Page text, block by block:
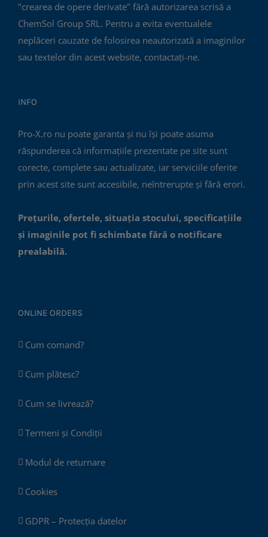
"crearea de opere derivate" fără autorizarea scrisă a
ChemSol Group SRL. Pentru a evita eventualele
neplăceri cauzate de folosirea neautorizată a imaginilor
sau textelor din acest website, contactați-ne.
INFO
Pro-X.ro nu poate garanta și nu își poate asuma
răspunderea că informațiile prezentate pe site sunt
corecte, complete sau actualizate, iar serviciile oferite
prin acest site sunt accesibile, neîntrerupte și fără erori.
Prețurile, ofertele, situația stocului, specificațiile
și imaginile pot fi schimbate fără o notificare
prealabilă.
ONLINE ORDERS
Cum comand?
Cum plătesc?
Cum se livrează?
Termeni și Condiții
Modul de returnare
Cookies
GDPR – Protecția datelor